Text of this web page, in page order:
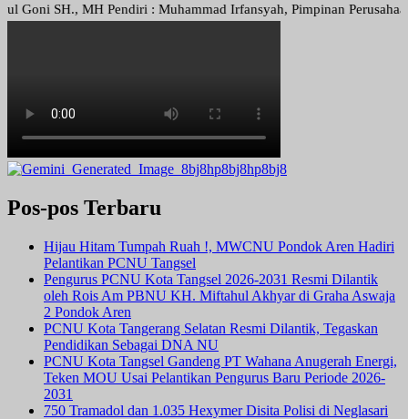
SH., MH Pendiri : Muhammad Irfansyah, Pimpinan
Pos-pos Terbaru
Hijau Hitam Tumpah Ruah !, MWCNU Pondok Aren Hadiri
Pelantikan PCNU Tangsel
Pengurus PCNU Kota Tangsel 2026-2031 Resmi Dilantik
oleh Rois Am PBNU KH. Miftahul Akhyar di Graha Aswaja
2 Pondok Aren
PCNU Kota Tangerang Selatan Resmi Dilantik, Tegaskan
Pendidikan Sebagai DNA NU
PCNU Kota Tangsel Gandeng PT Wahana Anugerah Energi,
Teken MOU Usai Pelantikan Pengurus Baru Periode 2026-
2031
750 Tramadol dan 1.035 Hexymer Disita Polisi di Neglasari